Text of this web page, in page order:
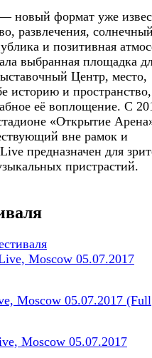
новый формат уже
развлечения,
и позитивная
выбранная площадка
Центр, место,
историю и пространство,
её воплощение. С
«Открытие
вне рамок и
предназначен для
пристрастий.
Moscow 05.07.2017 (Full